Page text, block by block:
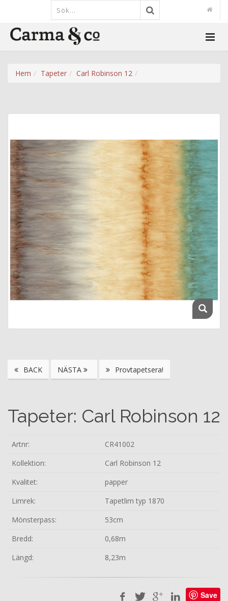
Hem Tapeter Carl Robinson 12
BACK NÄSTA Provtapetsera!
Tapeter: Carl Robinson 12
Artnr:
CR41002
Kollektion:
Carl Robinson 12
Kvalitet:
papper
Limrek:
Tapetlim typ 1870
Mönsterpass:
53cm
Bredd:
0,68m
Längd:
8,23m
Save